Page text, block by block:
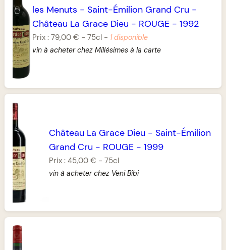
les Menuts -Saint-Émilion Grand Cru -
Château La Grace Dieu - ROUGE -1992
Prix :79,00 € -75cl - 1 disponible
vin à acheter chez Millésimes à la carte
Château La Grace Dieu -Saint-Émilion
Grand Cru - ROUGE -1999
Prix :45,00 € -75cl
vin à acheter chez Veni Bibi